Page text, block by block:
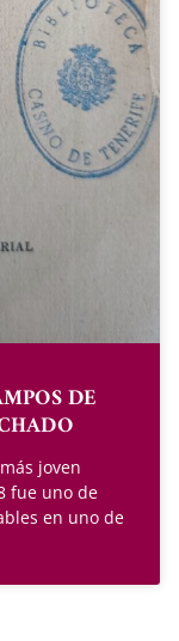
DE
joven
fue uno de
en uno de